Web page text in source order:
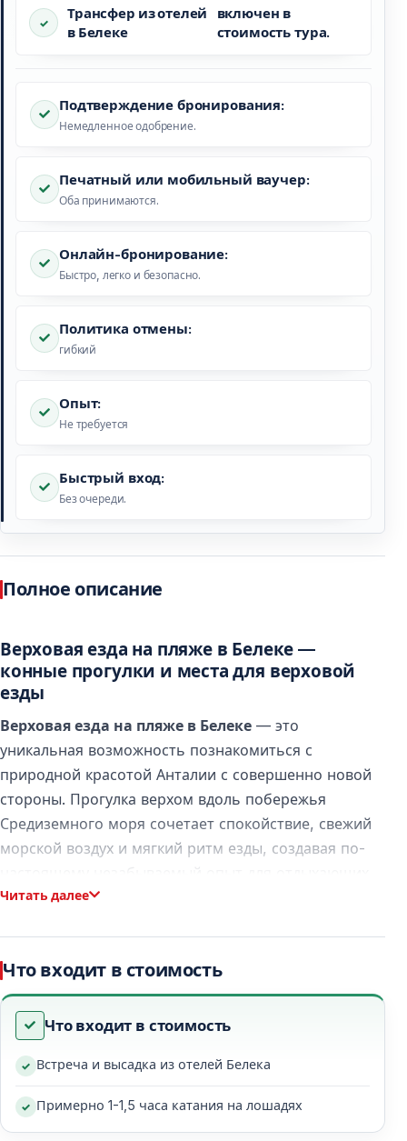
Трансфер из отелей
в Белеке
включен в
стоимость тура.
Подтверждение бронирования:
Немедленное одобрение.
Печатный или мобильный ваучер:
Оба принимаются.
Онлайн-бронирование:
Быстро, легко и безопасно.
Политика отмены:
гибкий
Опыт:
Не требуется
Быстрый вход:
Без очереди.
Полное описание
Верховая езда на пляже в Белеке —
конные прогулки и места для верховой
езды
Верховая езда на пляже в Белеке — это
уникальная возможность познакомиться с
природной красотой Анталии с совершенно новой
стороны. Прогулка верхом вдоль побережья
Средиземного моря сочетает спокойствие, свежий
морской воздух и мягкий ритм езды, создавая по-
природа
Конные туры в Белеке проходят по живописным
маршрутам, включающимпесчаные пляжи,
прибрежные тропыиприродные зоны
шума курортов и провести время на природе.
Почему стоит выбрать верховую езду в
Читать далее
Что входит в стоимость
Что входит в стоимость
Встреча и высадка из отелей Белека
Примерно 1-1,5 часа катания на лошадях